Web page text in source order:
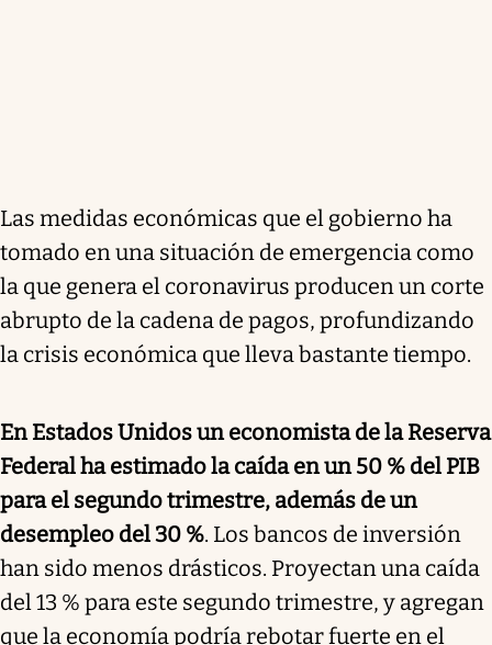
Las medidas económicas que el gobierno ha
tomado en una situación de emergencia como
la que genera el coronavirus producen un corte
abrupto de la cadena de pagos, profundizando
la crisis económica que lleva bastante tiempo.
En Estados Unidos un economista de la Reserva
Federal ha estimado la caída en un 50 % del PIB
para el segundo trimestre, además de un
desempleo del 30 %. Los bancos de inversión
han sido menos drásticos. Proyectan una caída
del 13 % para este segundo trimestre, y agregan
que la economía podría rebotar fuerte en el